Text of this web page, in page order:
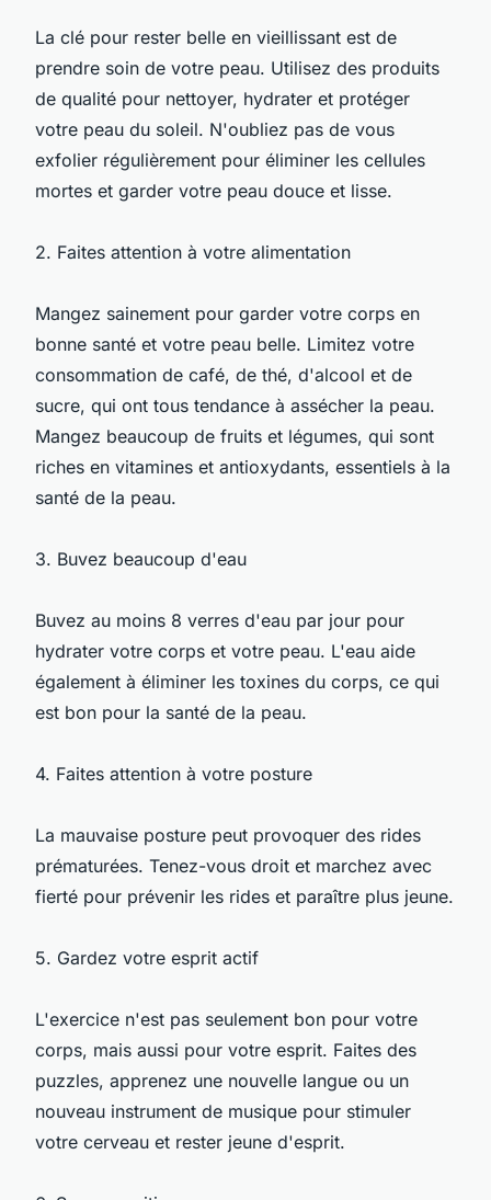
La clé pour rester belle en vieillissant est de
prendre soin de votre peau. Utilisez des produits
de qualité pour nettoyer, hydrater et protéger
votre peau du soleil. N'oubliez pas de vous
exfolier régulièrement pour éliminer les cellules
mortes et garder votre peau douce et lisse.
2. Faites attention à votre alimentation
Mangez sainement pour garder votre corps en
bonne santé et votre peau belle. Limitez votre
consommation de café, de thé, d'alcool et de
sucre, qui ont tous tendance à assécher la peau.
Mangez beaucoup de fruits et légumes, qui sont
riches en vitamines et antioxydants, essentiels à la
santé de la peau.
3. Buvez beaucoup d'eau
Buvez au moins 8 verres d'eau par jour pour
hydrater votre corps et votre peau. L'eau aide
également à éliminer les toxines du corps, ce qui
est bon pour la santé de la peau.
4. Faites attention à votre posture
La mauvaise posture peut provoquer des rides
prématurées. Tenez-vous droit et marchez avec
fierté pour prévenir les rides et paraître plus jeune.
5. Gardez votre esprit actif
L'exercice n'est pas seulement bon pour votre
corps, mais aussi pour votre esprit. Faites des
puzzles, apprenez une nouvelle langue ou un
nouveau instrument de musique pour stimuler
votre cerveau et rester jeune d'esprit.